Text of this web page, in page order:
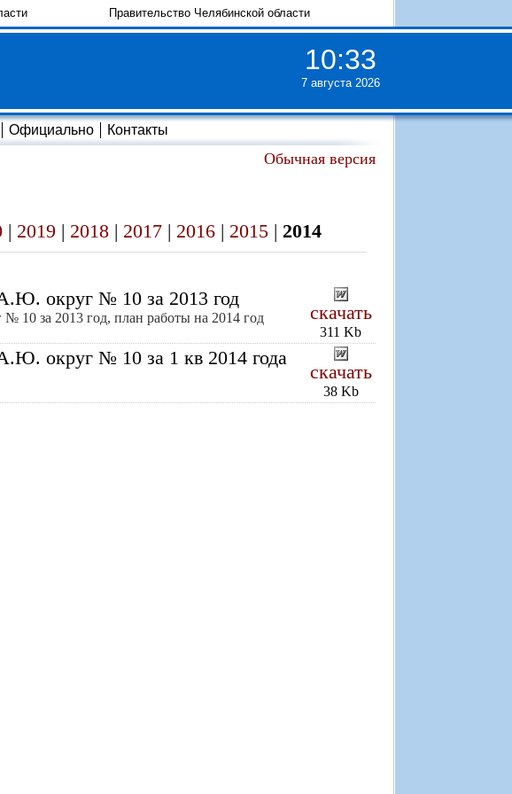
Правительство Челябинской области
10:33
7 августа 2026
Официально Контакты
Обычная версия
| 2019 | 2018 | 2017 | 2016 | 2015 | 2014
округ № 10 за 2013 год
10 за 2013 год, план работы на 2014 год скачать
311 Kb
округ № 10 за 1 кв 2014 года
скачать
38 Kb